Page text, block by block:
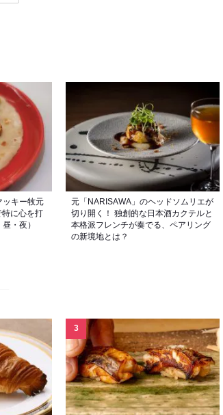
ッキー牧元
に心を打
・夜）
元「NARISAWA」のヘッドソムリエが
切り開く！ 独創的な日本酒カクテルと
本格派フレンチが奏でる、ペアリング
の新境地とは？